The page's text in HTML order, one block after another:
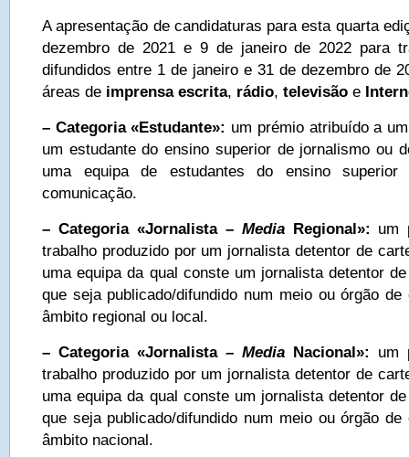
A apresentação de candidaturas para esta quarta
dezembro de 2021 e 9 de janeiro de 2022 para
difundidos entre 1 de janeiro e 31 de dezembro de
áreas de imprensa escrita, rádio, televisão e I
– Categoria «Estudante»: um prémio atribuído a
um estudante do ensino superior de jornalismo ou
uma equipa de estudantes do ensino
comunicação.
– Categoria «Jornalista – Media Regional»: um
trabalho produzido por um jornalista detentor de
uma equipa da qual conste um jornalista detentor
que seja publicado/difundido num meio ou órgão
âmbito regional ou local.
– Categoria «Jornalista – Media Nacional»: um
trabalho produzido por um jornalista detentor de
uma equipa da qual conste um jornalista detentor
que seja publicado/difundido num meio ou órgão
âmbito nacional.